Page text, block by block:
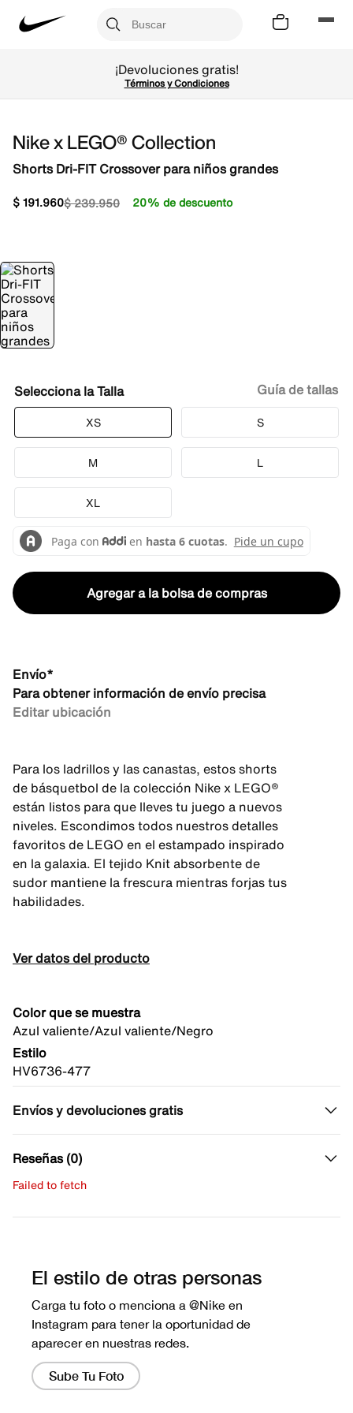
¡Devoluciones gratis!
Términos y Condiciones
Nike x LEGO® Collection
Shorts Dri-FIT Crossover para niños grandes
$239.950
$191.960 20% de descuento
Talla
XS S
M L
XL
Guía de tallas
Agregar a la bolsa de compras
Envío*
Para obtener información de envío precisa
Editar ubicación
Para los ladrillos y las canastas, estos shorts
de básquetbol de la colección Nike x LEGO®
están listos para que lleves tu juego a nuevos
niveles. Escondimos todos nuestros detalles
favoritos de LEGO en el estampado inspirado
en la galaxia. El tejido Knit absorbente de
sudor mantiene la frescura mientras forjas tus
habilidades.
Ver datos del producto
Color que se muestra
Azul valiente/Azul valiente/Negro
Estilo
HV6736-477
Envíos y devoluciones gratis
Reseñas (0)
Failed to fetch